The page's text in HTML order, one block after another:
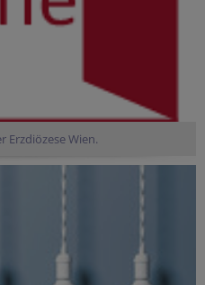
Erzdiözese Wien.